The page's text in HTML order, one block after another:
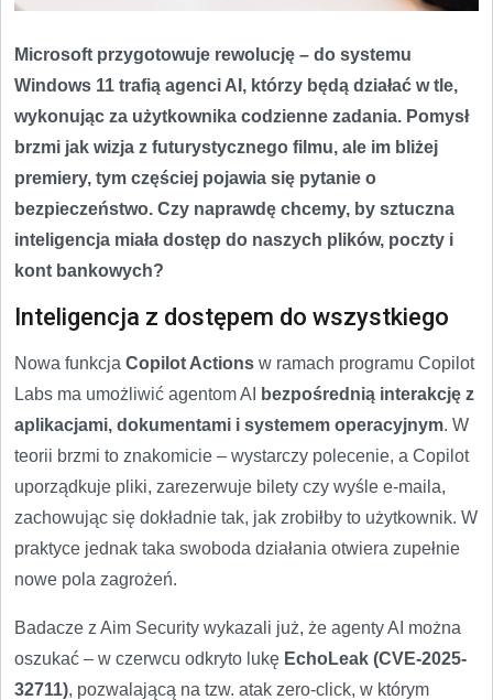
Microsoft przygotowuje rewolucję – do systemu
Windows 11 trafią agenci AI, którzy będą działać w tle,
wykonując za użytkownika codzienne zadania. Pomysł
brzmi jak wizja z futurystycznego filmu, ale im bliżej
premiery, tym częściej pojawia się pytanie o
bezpieczeństwo. Czy naprawdę chcemy, by sztuczna
inteligencja miała dostęp do naszych plików, poczty i
kont bankowych?
Inteligencja z dostępem do wszystkiego
Nowa funkcja Copilot Actions w ramach programu Copilot
Labs ma umożliwić agentom AI
bezpośrednią interakcję z
aplikacjami, dokumentami i systemem operacyjnym. W
teorii brzmi to znakomicie – wystarczy polecenie, a Copilot
uporządkuje pliki, zarezerwuje bilety czy wyśle e-maila,
zachowując się dokładnie tak, jak zrobiłby to użytkownik. W
praktyce jednak taka swoboda działania otwiera zupełnie
nowe pola zagrożeń.
Badacze z Aim Security wykazali już, że agenty AI można
oszukać – w czerwcu odkryto lukę EchoLeak (CVE-2025-
32711), pozwalającą na tzw. atak zero-click, w którym